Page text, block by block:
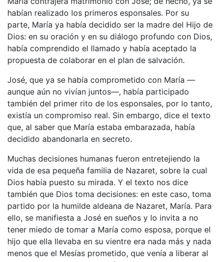
habían realizado los primeros esponsales. Por su
parte, María ya había decidido ser la madre del Hijo de
Dios: en su oración y en su diálogo profundo con Dios,
había comprendido el llamado y había aceptado la
propuesta de colaborar en el plan de salvación.
José, que ya se había comprometido con María —
aunque aún no vivían juntos—, había participado
también del primer rito de los esponsales, por lo tanto,
existía un compromiso real. Sin embargo, dice el texto
que, al saber que María estaba embarazada, había
decidido abandonarla en secreto.
Muchas decisiones humanas fueron entretejiendo la
vida de esa pequeña familia de Nazaret, sobre la cual
Dios había puesto su mirada. Y el texto nos dice
también que Dios toma decisiones: en este caso, toma
partido por la humilde aldeana de Nazaret, María. Para
ello, se manifiesta a José en sueños y lo invita a no
tener miedo de tomar a María como esposa, porque el
hijo que ella llevaba en su vientre era nada más y nada
menos que el Mesías prometido, que venía a liberar al